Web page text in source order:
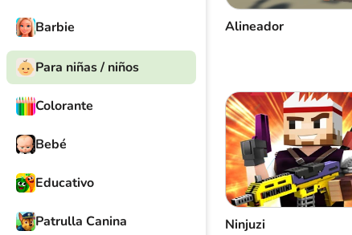
Barbie
Para niñas / niños
Colorante
Bebé
Educativo
Patrulla Canina
Alineador
Ninjuzi